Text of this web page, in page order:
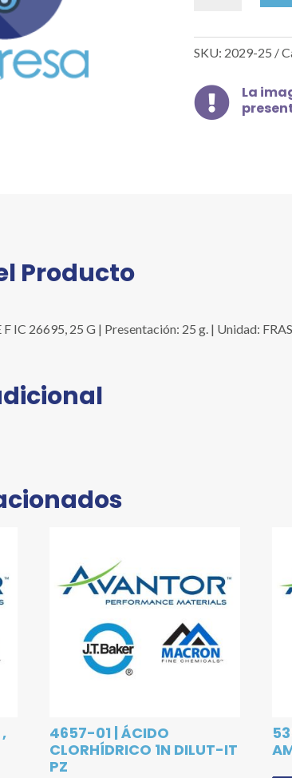
NEGRO
DIAMANTE
IC
26695,
SKU: 2029-25

La
Producto
IC 26695, 25 G | Presentación: 25 g. | Unidad:
4657-01 | ÁCIDO
CLORHÍDRICO 1N DILUT-IT
PZ